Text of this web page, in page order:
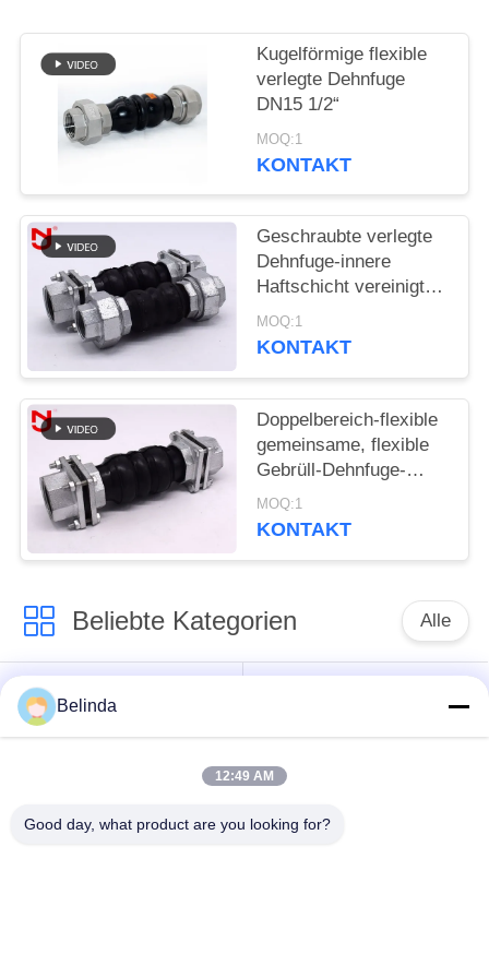
ZITAT
SITEMAP
DATENSCHUTZRICHTLINIE
Kugelförmige flexible
verlegte Dehnfuge
DN15 1/2“
MOQ:1
KONTAKT
Geschraubte verlegte
Dehnfuge-innere
Haftschicht vereinigte
nahtloses NBR-
Material
MOQ:1
KONTAKT
Doppelbereich-flexible
gemeinsame, flexible
Gebrüll-Dehnfuge-
weibliche
Gummiverbindung
MOQ:1
KONTAKT
Beliebte Kategorien Alle
Gummidehnfuge des
einzelnen Bereichs
Doppelter Bereich-
Belinda
12:49 AM
Good day, what product are you looking for?